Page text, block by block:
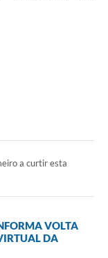
a curtir esta
VOLTA
DA